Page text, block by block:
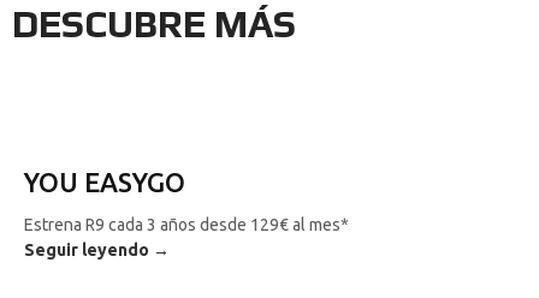
DESCUBRE MÁS
YOU EASYGO
Estrena R9 cada 3 años desde 129€ al mes*
Seguir leyendo →